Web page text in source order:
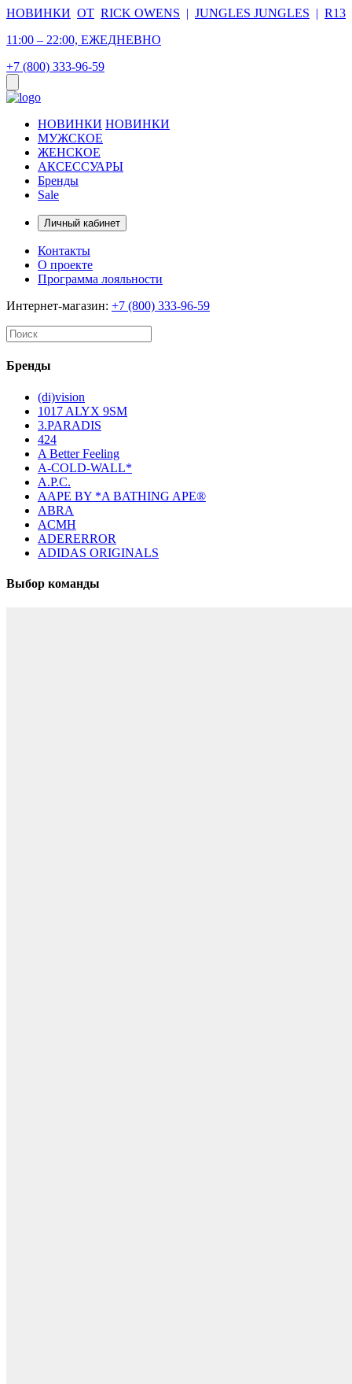
НОВИНКИ ОТ RICK OWENS | JUNGLES JUNGLES | R13
11:00 – 22:00, ЕЖЕДНЕВНО
+7 (800) 333-96-59
НОВИНКИ НОВИНКИ
МУЖСКОЕ
ЖЕНСКОЕ
АКСЕССУАРЫ
Бренды
Sale
Личный кабинет
Контакты
О проекте
Программа лояльности
Интернет-магазин: +7 (800) 333-96-59
Бренды
(di)vision
1017 ALYX 9SM
3.PARADIS
424
A Better Feeling
A-COLD-WALL*
A.P.C.
AAPE BY *A BATHING APE®
ABRA
ACMH
ADERERROR
ADIDAS ORIGINALS
Выбор команды